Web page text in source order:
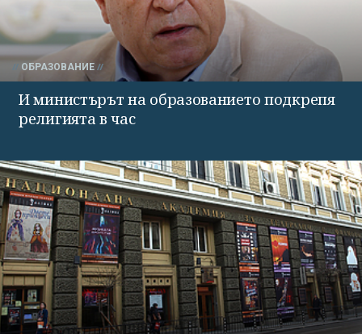
ОБРАЗОВАНИЕ
И министърът на образованието подкрепя
религията в час